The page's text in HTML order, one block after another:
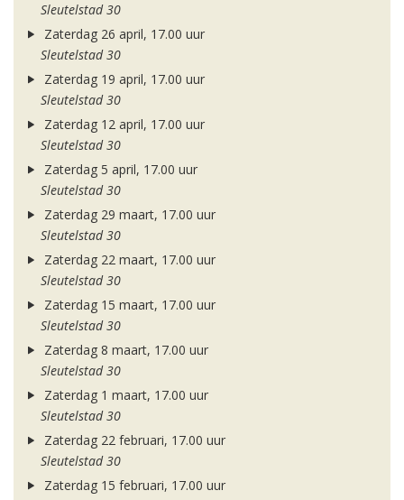
Sleutelstad 30
Zaterdag 26 april, 17.00 uur
Sleutelstad 30
Zaterdag 19 april, 17.00 uur
Sleutelstad 30
Zaterdag 12 april, 17.00 uur
Sleutelstad 30
Zaterdag 5 april, 17.00 uur
Sleutelstad 30
Zaterdag 29 maart, 17.00 uur
Sleutelstad 30
Zaterdag 22 maart, 17.00 uur
Sleutelstad 30
Zaterdag 15 maart, 17.00 uur
Sleutelstad 30
Zaterdag 8 maart, 17.00 uur
Sleutelstad 30
Zaterdag 1 maart, 17.00 uur
Sleutelstad 30
Zaterdag 22 februari, 17.00 uur
Sleutelstad 30
Zaterdag 15 februari, 17.00 uur